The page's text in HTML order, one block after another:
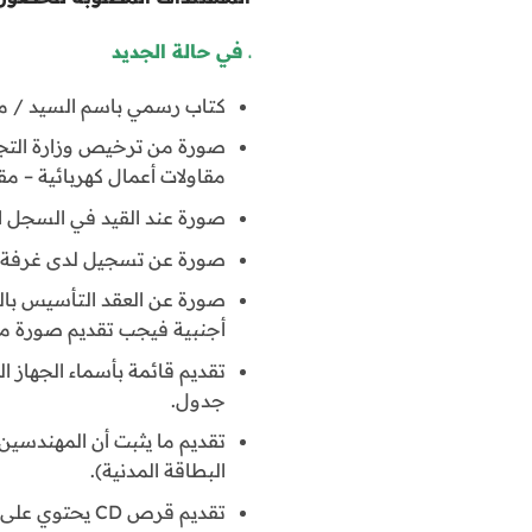
ـ في حالة الجديد
كتاب رسمي باسم السيد /
صورة من ترخيص وزارة
مقاولات أعمال كهربائية –
صورة عند القيد في السجل
صورة عن تسجيل لدى غرفة
صورة عن العقد التأسيس
أجنبية فيجب تقديم صورة
تقديم قائمة بأسماء
جدول.
تقديم ما يثبت أن
البطاقة المدنية).
تقديم قرص CD يحتوي على جميع المستندات المطلوبة.